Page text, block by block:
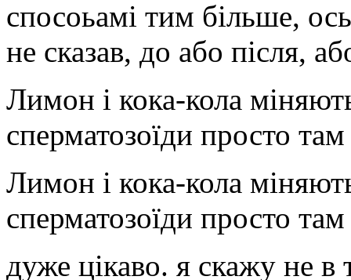
спосоьамі тим більше,
не сказав, до або після,
Лимон і кока-кола
сперматозоїди просто
Лимон і кока-кола
сперматозоїди просто
дуже цікаво. я скажу не в